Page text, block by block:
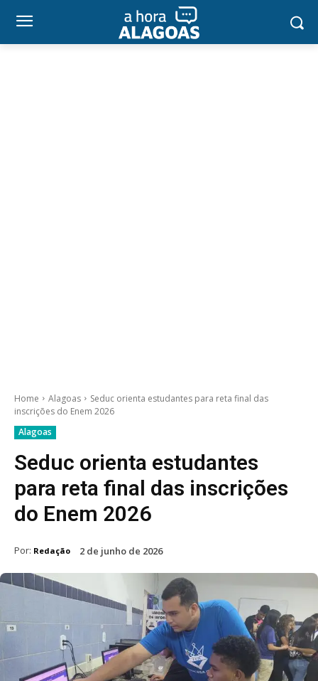
Home Alagoas
Seduc orienta estudantes para reta final das
inscrições do Enem 2026
Alagoas
Seduc orienta estudantes
para reta final das inscrições
do Enem 2026
Por: Redação 2 de junho de 2026